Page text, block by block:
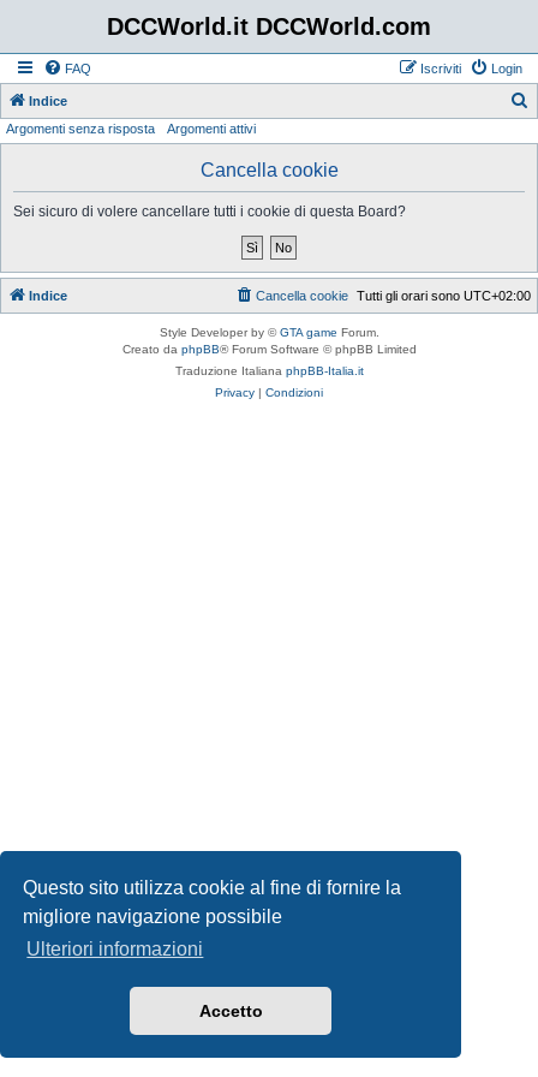
Questo sito utilizza cookie al fine di fornire la
migliore navigazione possibile
Ulteriori informazioni
Accetto
DCCWorld.it DCCWorld.com
FAQ Login
Iscriviti
Indice
Argomenti senza risposta Argomenti attivi
Cancella cookie
Sei sicuro di volere cancellare tutti i cookie di questa Board?
Indice Tutti gli orari sono UTC+02:00
Cancella cookie
Style Developer by ©GTA game Forum.
Creato da phpBB® Forum Software © phpBB Limited
Traduzione Italiana phpBB-Italia.it
Privacy | Condizioni